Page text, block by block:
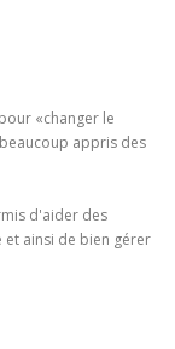
«changer le
appris des
d'aider des
ainsi de bien gérer